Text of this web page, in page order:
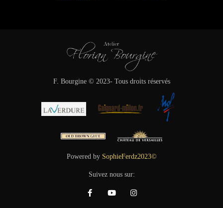
F. Bourgine © 2023- Tous droits réservés
Powered by SophieFerdz2023©
Suivez nous sur: